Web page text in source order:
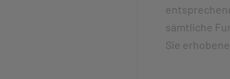
sämtliche
Sie